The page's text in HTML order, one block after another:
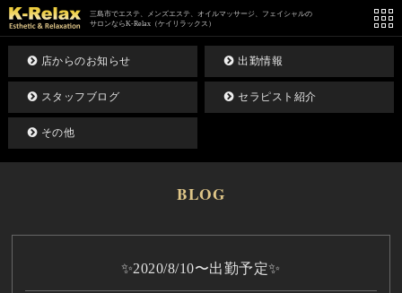
三島市でエステ、メンズエステ、オイルマッサージ、フェイシャルの
サロンならK-Relax（ケイリラックス）
店からのお知らせ 出勤情報
スタッフブログ セラピスト紹介
その他
BLOG
✨2020/8/10〜出勤予定✨